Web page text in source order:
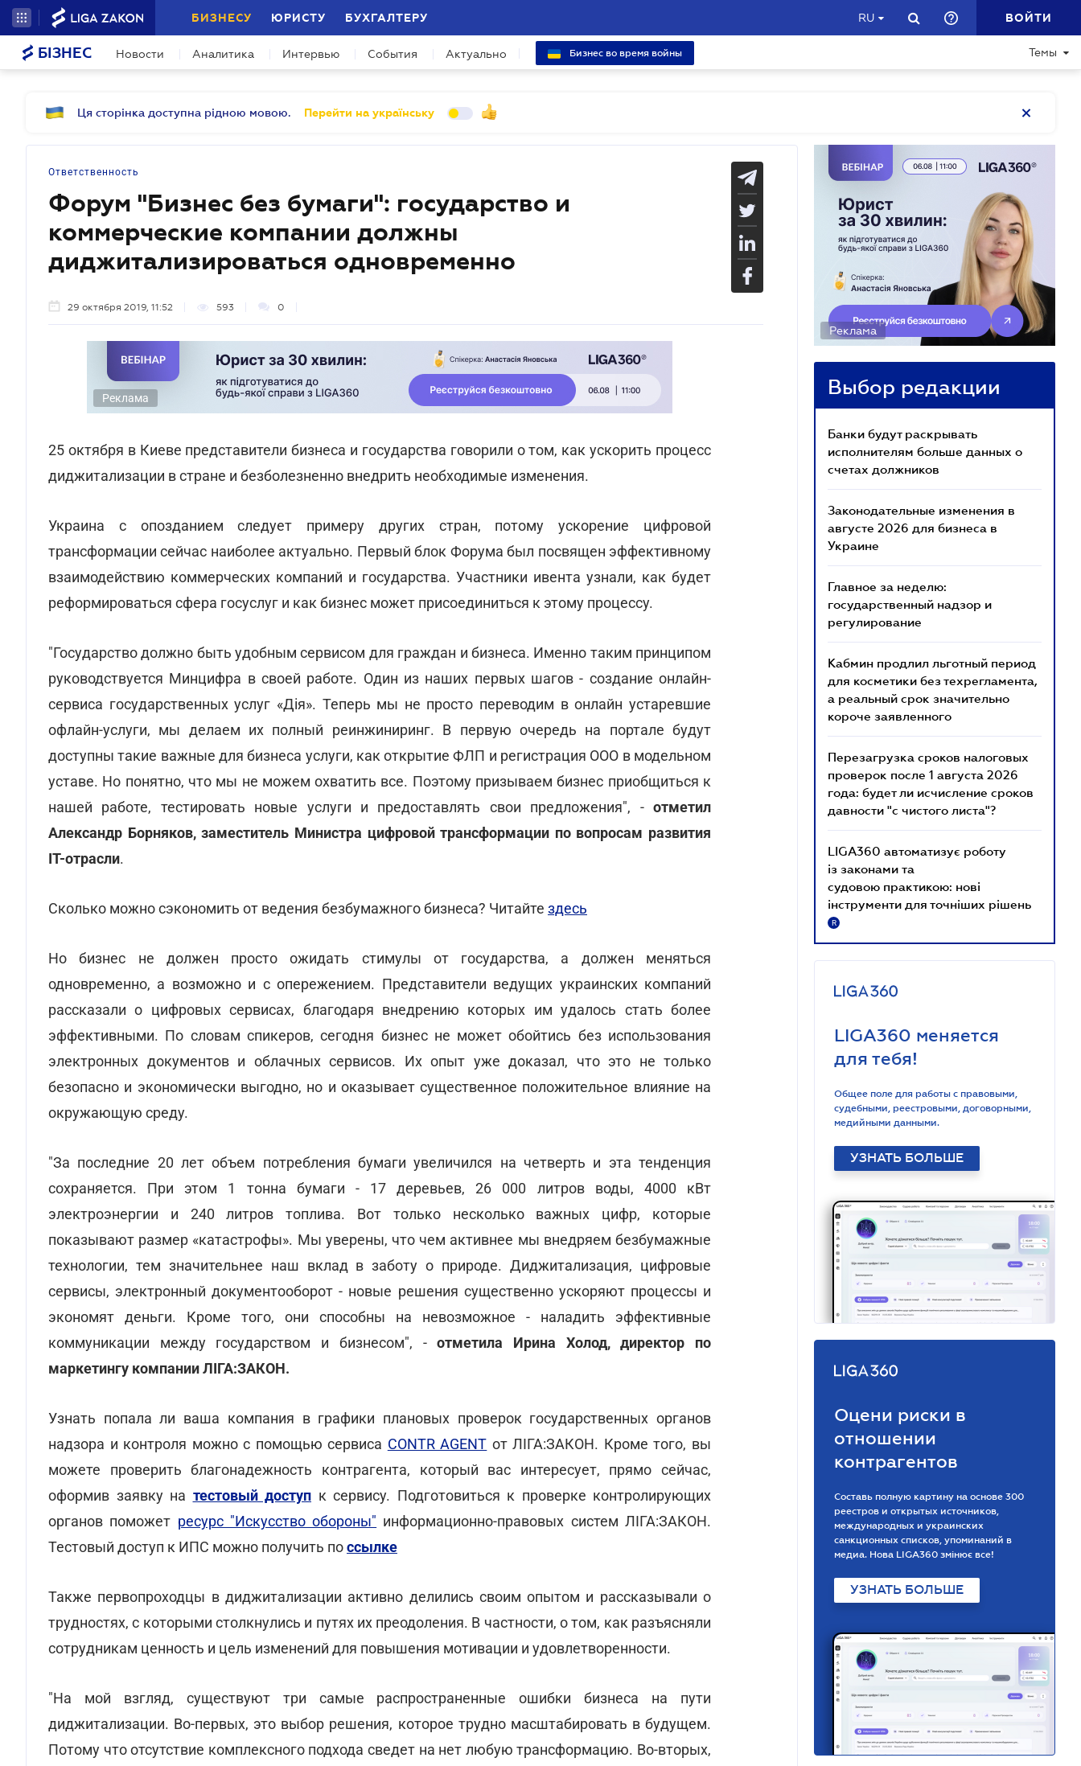
БИЗНЕСУ ЮРИСТУ БУХГАЛТЕРУ RU ВОЙТИ
БІЗНЕС Новости Аналитика Интервью События Актуально Бизнес во время войны Темы
Ця сторінка доступна рідною мовою. Перейти на українську
Ответственность
Форум "Бизнес без бумаги": государство и
коммерческие компании должны
диджитализироваться одновременно
29 октября 2019, 11:52 593 0
Реклама
25 октября в Киеве представители бизнеса и государства говорили о том, как ускорить процесс
диджитализации в стране и безболезненно внедрить необходимые изменения.
Украина с опозданием следует примеру других стран, потому ускорение цифровой
трансформации сейчас наиболее актуально. Первый блок Форума был посвящен эффективному
взаимодействию коммерческих компаний и государства. Участники ивента узнали, как будет
реформироваться сфера госуслуг и как бизнес может присоединиться к этому процессу.
"Государство должно быть удобным сервисом для граждан и бизнеса. Именно таким принципом
руководствуется Минцифра в своей работе. Один из наших первых шагов - создание онлайн-
сервиса государственных услуг «Дія». Теперь мы не просто переводим в онлайн устаревшие
офлайн-услуги, мы делаем их полный реинжиниринг. В первую очередь на портале будут
доступны такие важные для бизнеса услуги, как открытие ФЛП и регистрация ООО в модельном
уставе. Но понятно, что мы не можем охватить все. Поэтому призываем бизнес приобщиться к
нашей работе, тестировать новые услуги и предоставлять свои предложения", - отметил
Александр Борняков, заместитель Министра цифровой трансформации по вопросам развития
ІТ-отрасли.
Сколько можно сэкономить от ведения безбумажного бизнеса? Читайте здесь
Но бизнес не должен просто ожидать стимулы от государства, а должен меняться
одновременно, а возможно и с опережением. Представители ведущих украинских компаний
рассказали о цифровых сервисах, благодаря внедрению которых им удалось стать более
эффективными. По словам спикеров, сегодня бизнес не может обойтись без использования
электронных документов и облачных сервисов. Их опыт уже доказал, что это не только
безопасно и экономически выгодно, но и оказывает существенное положительное влияние на
окружающую среду.
"За последние 20 лет объем потребления бумаги увеличился на четверть и эта тенденция
сохраняется. При этом 1 тонна бумаги - 17 деревьев, 26 000 литров воды, 4000 кВт
электроэнергии и 240 литров топлива. Вот только несколько важных цифр, которые
показывают размер «катастрофы». Мы уверены, что чем активнее мы внедряем безбумажные
технологии, тем значительнее наш вклад в заботу о природе. Диджитализация, цифровые
сервисы, электронный документооборот - новые решения существенно ускоряют процессы и
экономят деньги. Кроме того, они способны на невозможное - наладить эффективные
коммуникации между государством и бизнесом", -отметила Ирина Холод, директор по
маркетингу компании ЛІГА:ЗАКОН.
Узнать попала ли ваша компания в графики плановых проверок государственных органов
надзора и контроля можно с помощью сервиса CONTR AGENT от ЛІГА:ЗАКОН. Кроме того, вы
можете проверить благонадежность контрагента, который вас интересует, прямо сейчас,
оформив заявку на тестовый доступ к сервису. Подготовиться к проверке контролирующих
органов поможет ресурс "Искусство обороны" информационно-правовых систем ЛІГА:ЗАКОН.
Тестовый доступ к ИПС можно получить поссылке
Также первопроходцы в диджитализации активно делились своим опытом и рассказывали о
трудностях, с которыми столкнулись и путях их преодоления. В частности, о том, как разъясняли
сотрудникам ценность и цель изменений для повышения мотивации и удовлетворенности.
"На мой взгляд, существуют три самые распространенные ошибки бизнеса на пути
диджитализации. Во-первых, это выбор решения, которое трудно масштабировать в будущем.
Потому что отсутствие комплексного подхода сведет на нет любую трансформацию. Во-вторых,
Реклама
Выбор редакции
Банки будут раскрывать
исполнителям больше данных о
счетах должников
Законодательные изменения в
августе 2026 для бизнеса в
Украине
Главное за неделю:
государственный надзор и
регулирование
Кабмин продлил льготный период
для косметики без техрегламента,
а реальный срок значительно
короче заявленного
Перезагрузка сроков налоговых
проверок после 1 августа 2026
года: будет ли исчисление сроков
давности "с чистого листа"?
LIGA360 автоматизує роботу
із законами та
судовою практикою: нові
інструменти для точніших рішень
R
LIGA360 меняется
для тебя!
Общее поле для работы с правовыми,
судебными, реестровыми, договорными,
медийными данными.
УЗНАТЬ БОЛЬШЕ
Оцени риски в
отношении
контрагентов
Составь полную картину на основе 300
реестров и открытых источников,
международных и украинских
санкционных списков, упоминаний в
медиа. Нова LIGA360 змінює все!
УЗНАТЬ БОЛЬШЕ